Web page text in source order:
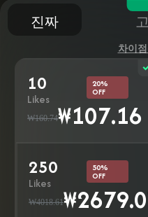
진짜
차이
10
Likes
₩160.74₩107.16
20%
OFF
250
Likes
₩4018.61
50%
OFF